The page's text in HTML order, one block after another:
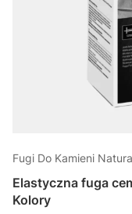
Fugi Do Kamieni
Elastyczna fuga
Kolory